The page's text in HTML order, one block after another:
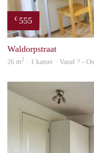
€ 555
Waldorpstraat
26 m2 · 1 kamer · Vanaf ? -